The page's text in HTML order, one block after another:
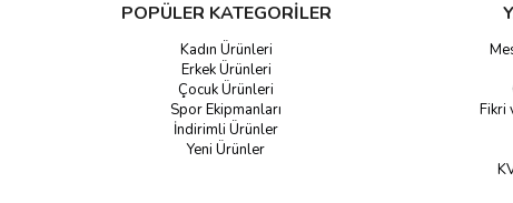
POPÜLER KATEGORİLER
Kadın Ürünleri
Erkek Ürünleri
Çocuk Ürünleri
Spor Ekipmanları
İndirimli Ürünler
Yeni Ürünler
Fikri